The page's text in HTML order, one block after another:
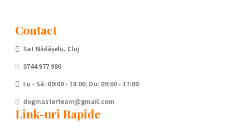
Contact
Sat Nădășelu, Cluj
0744 977 980
Lu - Sâ: 09:00 - 18:00; Du: 09:00 - 17:00
dogmasterteam@gmail.com
Link-uri Rapide